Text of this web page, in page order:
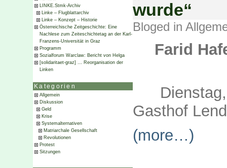
LINKE.Stmk-Archiv
Linke – Flugblattarchiv
Linke – Konzept – Historie
Österreichische Zeitgeschichte: Eine
Nachlese zum Zeiteschichtetag an der Karl-
Franzens-Universität in Graz
Programm
Sozialforum Warclaw: Bericht von Helga
[solidaritaet-graz] … Reorganisation der
Linken
Kategorien
Allgemein
Diskussion
Geld
Krise
Systemalternativen
Matriarchale Gesellschaft
Revolutionen
Protest
Sitzungen
wurde“
Bloged in
Farid
Gasthof
(more…)